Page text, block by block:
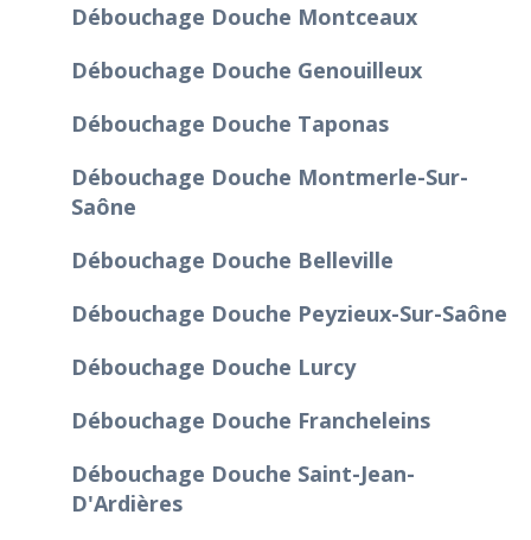
Débouchage Douche Montceaux
Débouchage Douche Genouilleux
Débouchage Douche Taponas
Débouchage Douche Montmerle-Sur-
Saône
Débouchage Douche Belleville
Débouchage Douche Peyzieux-Sur-Saône
Débouchage Douche Lurcy
Débouchage Douche Francheleins
Débouchage Douche Saint-Jean-
D'Ardières